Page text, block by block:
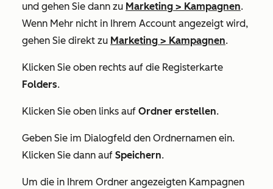
und gehen Sie dann zu Marketing > Kampagnen.
Wenn Mehr nicht in Ihrem Account angezeigt wird,
gehen Sie direkt zu Marketing > Kampagnen.
Klicken Sie oben rechts auf die Registerkarte
Folders.
Klicken Sie oben links auf Ordner erstellen.
Geben Sie im Dialogfeld den Ordnernamen ein.
Klicken Sie dann auf Speichern.
Um die in Ihrem Ordner angezeigten Kampagnen